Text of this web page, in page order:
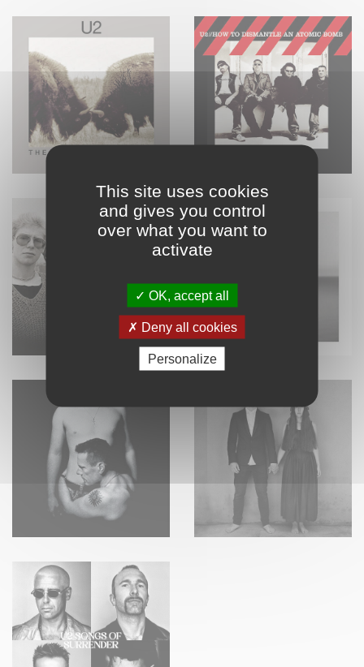
This site uses cookies
and gives you control
over what you want to
activate
OK, accept all
Deny all cookies
Personalize